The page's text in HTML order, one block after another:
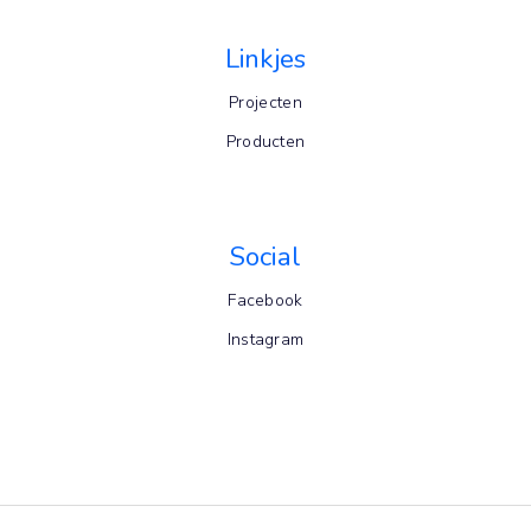
Linkjes
Projecten
Producten
Social
Facebook
Instagram